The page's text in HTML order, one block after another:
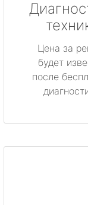
Цена за
будет
после